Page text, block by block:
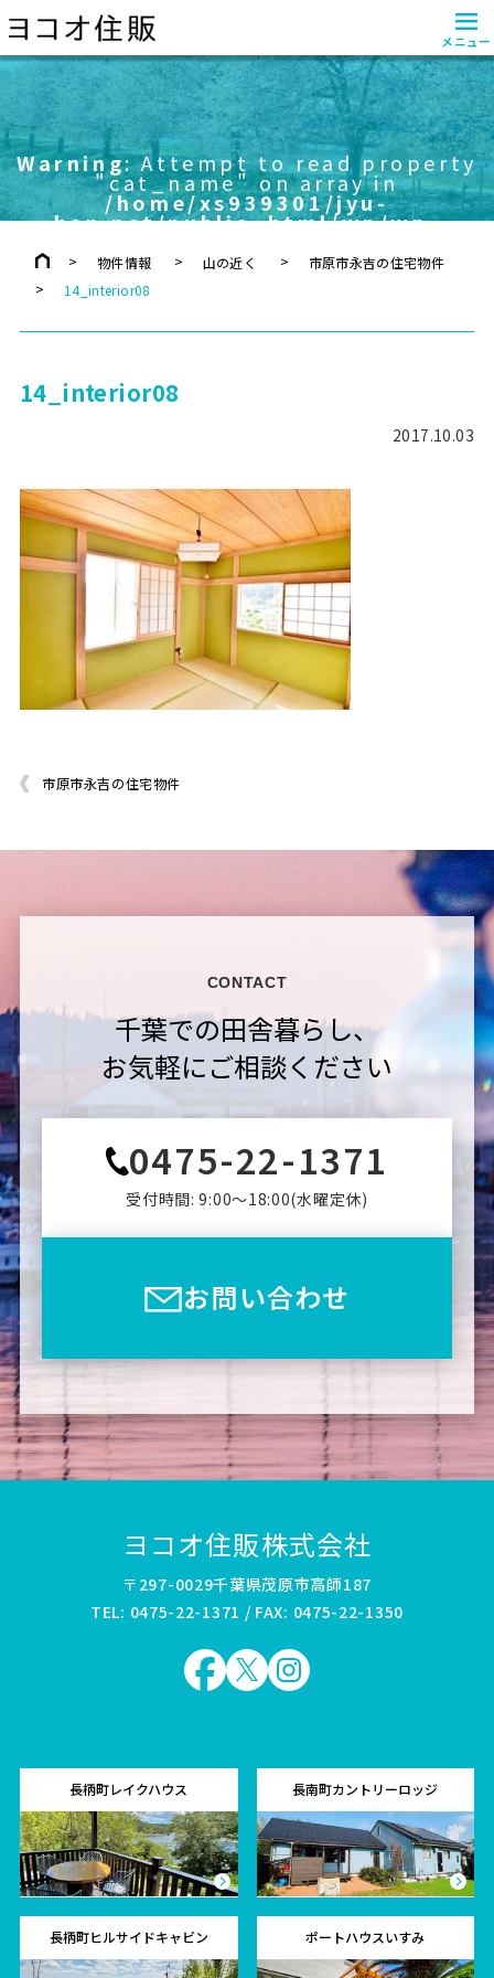
≡
メニュー
Warning: Attempt to read property
"cat_name" on array in
/home/xs939301/jyu-
han.net/public_html/wp/wp-
on line 757
物件情報 山の近く
市原市永吉の住宅物件
14_interior08
14_interior08
2017.10.03
市原市永吉の住宅物件
CONTACT
千葉での田舎暮らし、
お気軽にご相談ください
0475-22-1371
受付時間: 9:00〜18:00(⽔曜定休)
お問い合わせ
ヨコオ住販株式会社
〒297-0029千葉県茂原市高師187
TEL: 0475-22-1371 / FAX: 0475-22-1350
長柄町レイクハウス 長南町カントリーロッジ
長柄町ヒルサイドキャビン ポートハウスいすみ